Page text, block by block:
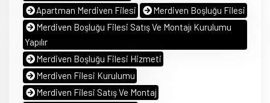
Apartman Merdiven Filesi
Merdiven Boşluğu Filesi
Merdiven Boşluğu Filesi Satış Ve Montajı Kurulumu
Yapılır
Merdiven Boşluğu Filesi Hizmeti
Merdiven Filesi Kurulumu
Merdiven Filesi Satış Ve Montaj